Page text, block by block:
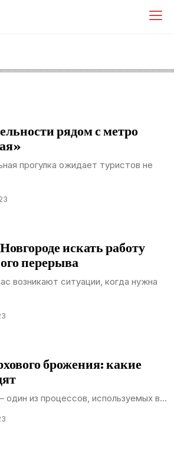
рядом с метро
прогулка ожидает туристов не
искать работу
перерыва
возникают ситуации, когда нужна
брожения: какие
один из процессов, используемых в...